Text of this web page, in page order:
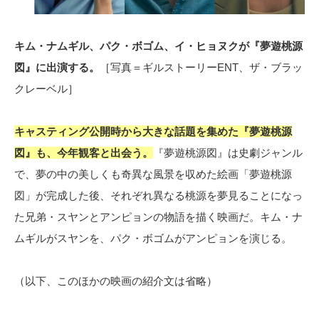
キム・ナムギル、パク・ボゴム、イ・ヒョヌクが『夢遊桃源
図』に出演する。
［写真＝ギルストーリーENT、ザ・ブラッ
クレーベル］
キャスティング公開時から大きな話題を集めた『夢遊桃源
図』も、今年観客と出会う。
『夢遊桃源図』は史劇ジャンル
で、夢の中の美しくも奇異な風景を収めた絵画「夢遊桃源
図」が完成した後、それぞれ異なる桃源を夢見ることになっ
た兄弟・スヤンとアンピョンの物語を描く映画だ。キム・ナ
ムギルがスヤンを、パク・ボゴムがアンピョンを演じる。
（以下、このほかの映画の紹介文は省略）